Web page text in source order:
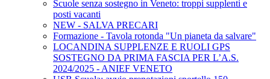
Scuole senza sostegno in Veneto: troppi supplenti e
posti vacanti
NEW - SALVA PRECARI
Formazione - Tavola rotonda "Un pianeta da salvare"
LOCANDINA SUPPLENZE E RUOLI GPS
SOSTEGNO DA PRIMA FASCIA PER L’A.S.
2024/2025 - ANIEF VENETO